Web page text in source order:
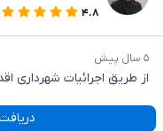
۴.۸
۵ سال پیش
از طریق اجرائیات شهرداری